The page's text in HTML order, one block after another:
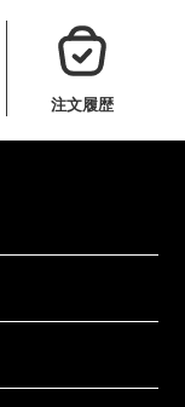
注文履歴